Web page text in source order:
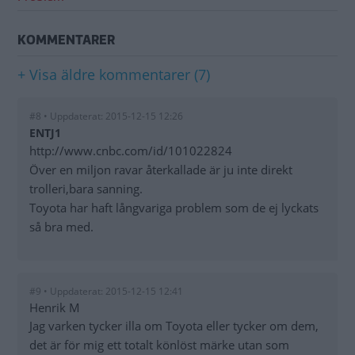
KOMMENTARER
+ Visa äldre kommentarer (7)
#8 • Uppdaterat: 2015-12-15 12:26
ENTJ1
http://www.cnbc.com/id/101022824
Över en miljon ravar återkallade är ju inte direkt
trolleri,bara sanning.
Toyota har haft långvariga problem som de ej lyckats
så bra med.
#9 • Uppdaterat: 2015-12-15 12:41
Henrik M
Jag varken tycker illa om Toyota eller tycker om dem,
det är för mig ett totalt könlöst märke utan som